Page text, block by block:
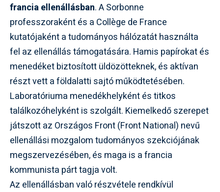
francia ellenállásban. A Sorbonne
professzoraként és a Collège de France
kutatójaként a tudományos hálózatát használta
fel az ellenállás támogatására. Hamis papírokat és
menedéket biztosított üldözötteknek, és aktívan
részt vett a földalatti sajtó működtetésében.
Laboratóriuma menedékhelyként és titkos
találkozóhelyként is szolgált. Kiemelkedő szerepet
játszott az Országos Front (Front National) nevű
ellenállási mozgalom tudományos szekciójának
megszervezésében, és maga is a francia
kommunista párt tagja volt.
Az ellenállásban való részvétele rendkívül